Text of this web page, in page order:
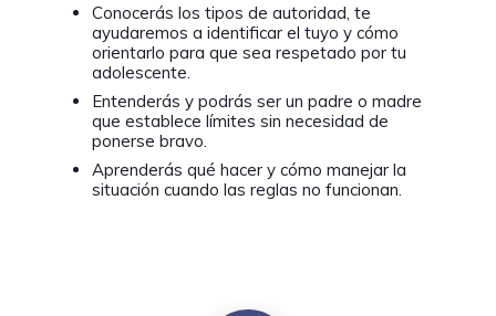
Conocerás los tipos de autoridad, te
ayudaremos a identificar el tuyo y cómo
orientarlo para que sea respetado por tu
adolescente.
Entenderás y podrás ser un padre o madre
que establece límites sin necesidad de
ponerse bravo.
Aprenderás qué hacer y cómo manejar la
situación cuando las reglas no funcionan.